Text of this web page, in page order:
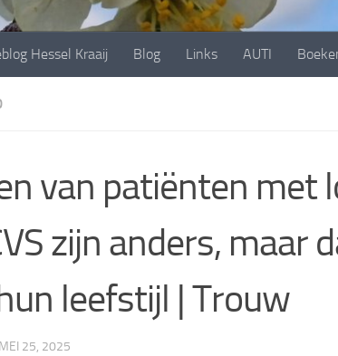
Hessel Kraaij Blog Links AUTI
van patiënten met
zijn anders, maar
leefstijl | Trouw
MEI 25, 2025